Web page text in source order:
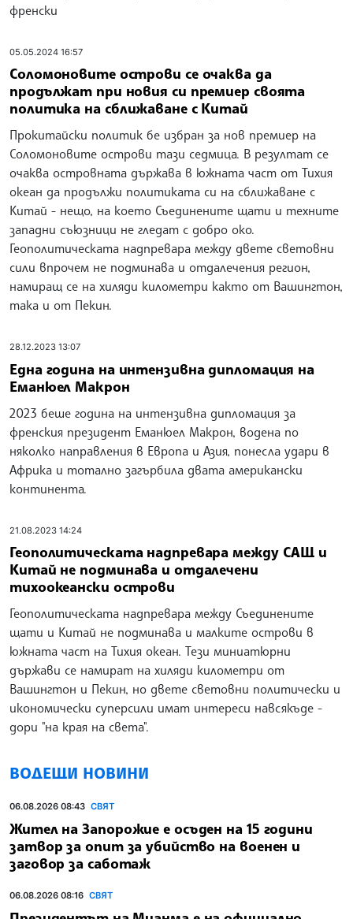
френски
05.05.2024 16:57
Соломоновите острови се очаква да
продължат при новия си премиер своята
политика на сближаване с Китай
Прокитайски политик бе избран за нов премиер на
Соломоновите острови тази седмица. В резултат се
очаква островната държава в южната част от Тихия
океан да продължи политиката си на сближаване с
Китай - нещо, на което Съединените щати и техните
западни съюзници не гледат с добро око.
Геополитическата надпревара между двете световни
сили впрочем не подминава и отдалечения регион,
намиращ се на хиляди километри както от Вашингтон,
така и от Пекин.
28.12.2023 13:07
Една година на интензивна дипломация на
Еманюел Макрон
2023 беше година на интензивна дипломация за
френския президент Еманюел Макрон, водена по
няколко направления в Европа и Азия, понесла удари в
Африка и тотално загърбила двата американски
континента.
21.08.2023 14:24
Геополитическата надпревара между САЩ и
Китай не подминава и отдалечени
тихоокеански острови
Геополитическата надпревара между Съединените
щати и Китай не подминава и малките острови в
южната част на Тихия океан. Тези миниатюрни
държави се намират на хиляди километри от
Вашингтон и Пекин, но двете световни политически и
икономически суперсили имат интереси навсякъде -
дори "на края на света".
ВОДЕЩИ НОВИНИ
06.08.2026 08:43 СВЯТ
Жител на Запорожие е осъден на 15 години
затвор за опит за убийство на военен и
заговор за саботаж
06.08.2026 08:16 СВЯТ